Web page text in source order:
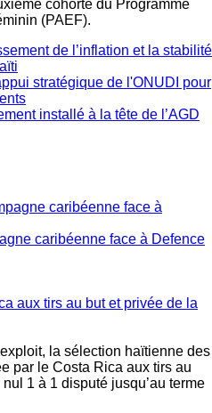
cohorte du Programme
(PAEF).
de l’inflation et la stabilité
stratégique de l'ONUDI pour
installé à la tête de l’AGD
caribéenne face à Defence
aux tirs au but et privée de la
la sélection haïtienne des
par le Costa Rica aux tirs au
nul 1 à 1 disputé jusqu’au terme